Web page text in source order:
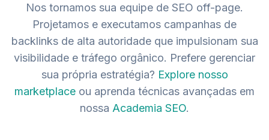
Nos tornamos sua equipe de SEO off-page.
Projetamos e executamos campanhas de
backlinks de alta autoridade que impulsionam sua
visibilidade e tráfego orgânico. Prefere gerenciar
sua própria estratégia? Explore nosso
marketplace ou aprenda técnicas avançadas em
nossa Academia SEO.